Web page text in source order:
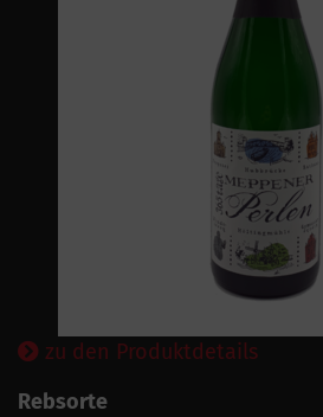
zu den Produktdetails
Rebsorte